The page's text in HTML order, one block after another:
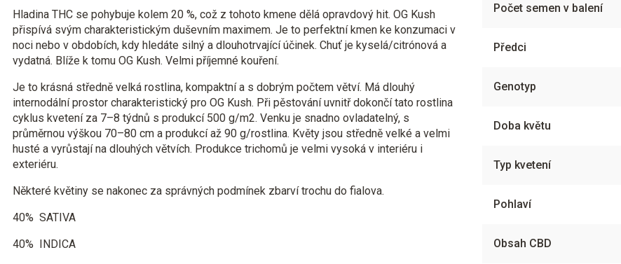
Hladina THC se pohybuje kolem 20 %, což z tohoto kmene dělá opravdový hit. OG Kush
přispívá svým charakteristickým duševním maximem. Je to perfektní kmen ke konzumaci v
noci nebo v obdobích, kdy hledáte silný a dlouhotrvající účinek. Chuť je kyselá/citrónová a
vydatná. Blíže k tomu OG Kush. Velmi příjemné kouření.
Je to krásná středně velká rostlina, kompaktní a s dobrým počtem větví. Má dlouhý
internodální prostor charakteristický pro OG Kush. Při pěstování uvnitř dokončí tato rostlina
cyklus kvetení za 7–8 týdnů s produkcí 500 g/m2. Venku je snadno ovladatelný, s
průměrnou výškou 70–80 cm a produkcí až 90 g/rostlina. Květy jsou středně velké a velmi
husté a vyrůstají na dlouhých větvích. Produkce trichomů je velmi vysoká v interiéru i
exteriéru.
Některé květiny se nakonec za správných podmínek zbarví trochu do fialova.
40% SATIVA
40% INDICA
Počet semen v balení
Předci
Genotyp
Doba květu
Typ kvetení
Pohlaví
Obsah CBD